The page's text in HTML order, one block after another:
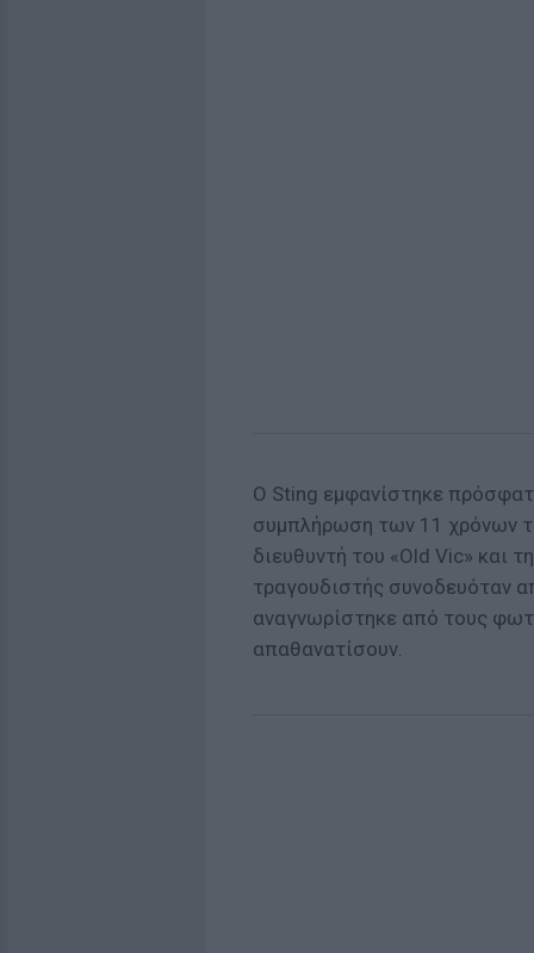
Ο Sting εμφανίστηκε
συμπλήρωση των 11 χρόνων
διευθυντή του «Old Vic» και
τραγουδιστής συνοδευόταν
αναγνωρίστηκε από τους
απαθανατίσουν.